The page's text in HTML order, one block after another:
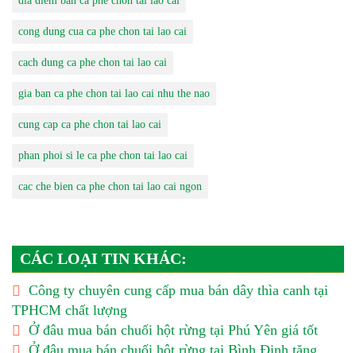
cong dung cua ca phe chon tai lao cai
cach dung ca phe chon tai lao cai
gia ban ca phe chon tai lao cai nhu the nao
cung cap ca phe chon tai lao cai
phan phoi si le ca phe chon tai lao cai
cac che bien ca phe chon tai lao cai ngon
CÁC LOẠI TIN KHÁC:
Công ty chuyên cung cấp mua bán dây thìa canh tại
TPHCM chất lượng
Ở đâu mua bán chuối hột rừng tại Phú Yên giá tốt
Ở đâu mua bán chuối hột rừng tại Bình Định tăng